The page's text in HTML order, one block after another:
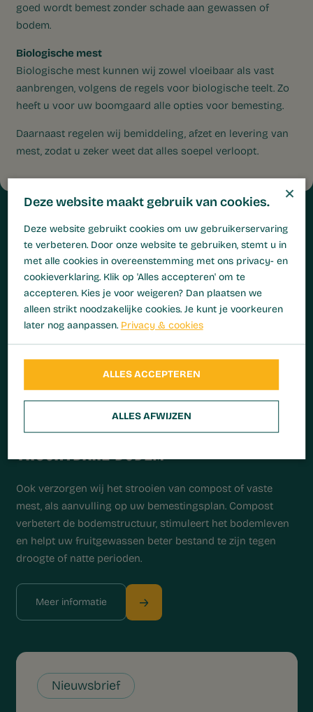
goed wordt bemest zonder schade aan gewassen of
bodem.
Biologische mest
Biologische mest kunnen wij zowel vloeibaar als vast
aanbrengen, volgens de regels voor biologische teelt. Zo
heeft u voor uw boomgaard alle opties voor bemesting.
Daarnaast regelen wij bemiddeling, afzet en levering van
mest, zodat u zeker weet dat alles soepel verloopt.
COMPOST EN VASTE MEST VOOR EEN
Ook verzorgen wij het strooien van compost of vaste
mest, als aanvulling op uw bemestingsplan. Compost
verbetert de bodemstructuur, stimuleert het bodemleven
en helpt uw fruitgewassen beter bestand te zijn tegen
droogte of natte perioden.
Nieuwsbrief
×
Deze website maakt gebruik van cookies.
Deze website gebruikt cookies om uw gebruikerservaring
te verbeteren. Door onze website te gebruiken, stemt u in
met alle cookies in overeenstemming met ons privacy- en
cookieverklaring. Klik op 'Alles accepteren' om te
accepteren. Kies je voor weigeren? Dan plaatsen we
alleen strikt noodzakelijke cookies. Je kunt je voorkeuren
later nog aanpassen. Privacy & cookies
ALLES ACCEPTEREN
ALLES AFWIJZEN